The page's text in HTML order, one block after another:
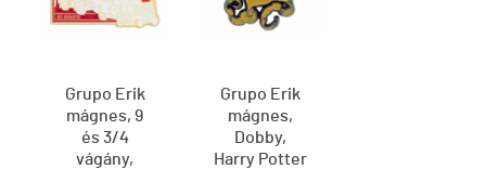
Grupo Erik
mágnes, 9
és 3/4
vágány,
Grupo Erik
mágnes,
Dobby,
Harry Potter